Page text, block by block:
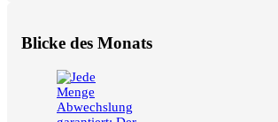
Blicke des Monats